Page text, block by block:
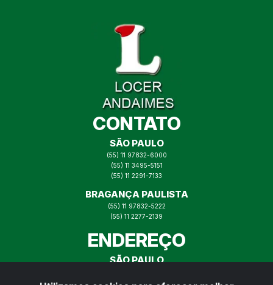
CONTATO
SÃO PAULO
(55) 11 97832-6000
(55) 11 3495-5151
(55) 11 2291-7133
BRAGANÇA PAULISTA
(55) 11 97832-5222
(55) 11 2277-2139
ENDEREÇO
SÃO PAULO